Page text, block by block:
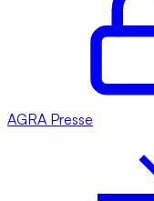
AGRA Presse